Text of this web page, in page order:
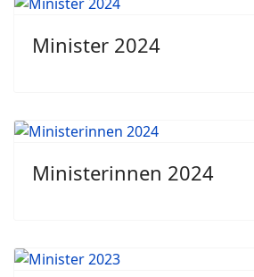
Minister 2024
Ministerinnen 2024